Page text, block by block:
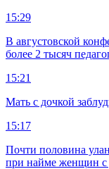
15:29
В августовской
более 2 тысяч
15:21
Мать с дочкой
15:17
Почти половина
при найме женщин с